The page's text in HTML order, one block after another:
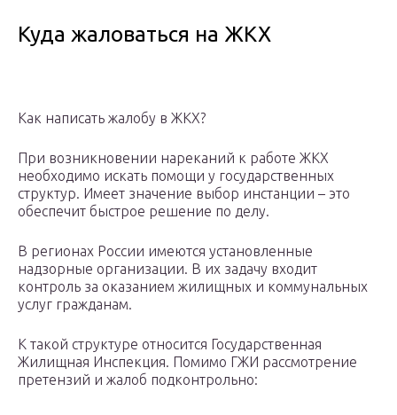
Куда жаловаться на ЖКХ
Как написать жалобу в ЖКХ?
При возникновении нареканий к работе ЖКХ
необходимо искать помощи у государственных
структур. Имеет значение выбор инстанции – это
обеспечит быстрое решение по делу.
В регионах России имеются установленные
надзорные организации. В их задачу входит
контроль за оказанием жилищных и коммунальных
услуг гражданам.
К такой структуре относится Государственная
Жилищная Инспекция. Помимо ГЖИ рассмотрение
претензий и жалоб подконтрольно: